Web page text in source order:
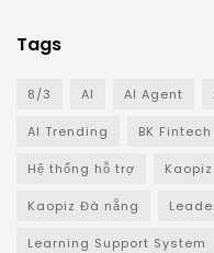
Tags
8/3 AI AI Agent
AI Trending BK Fintech
Hệ thống hỗ trợ Kaopiz
Kaopiz Đà nẵng
Learning Support System